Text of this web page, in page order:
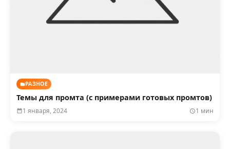
РАЗНОЕ
Темы для промта (с примерами готовых промтов)
1 января, 2024 1 мин